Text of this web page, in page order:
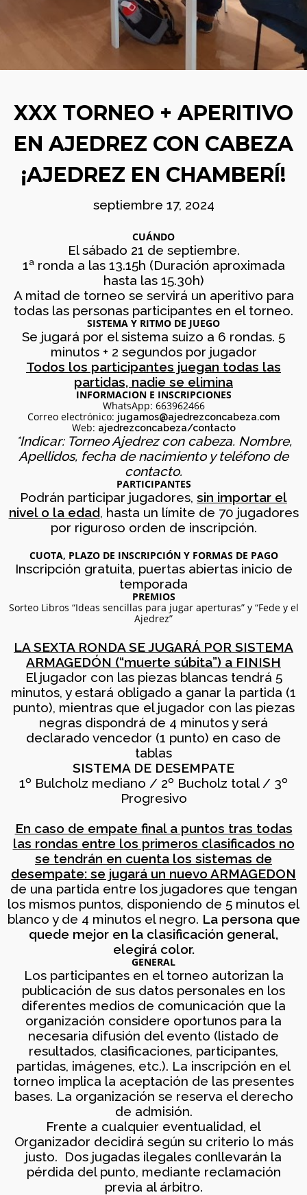
BOLETÍN
COMUNIDAD
AJEDREZ CON
CABEZA. BUEN
VERANO Y ¡HASTA
29
2026
AJEDREZ CON CABEZA
– 4 DE JULIO ¡AJEDREZ
2
JUNIO
APRENDER A MIRAR EL
SEGUNDA MITAD DEL
SIGLO XX
JUNIO
BOLETÍN COMUNIDAD
AJEDREZ CON CABEZA
– JUNIO 2026
1
JUNIO
2026
TORNEO DE AJEDREZ
PARA TODAS LAS
EDADES Y NIVELES – 13
DE JUNIO
11
MAYO
2026
ENTRENAMIENTO
COGNITIVO –
INFORMACIÓN
GENERAL
4
MAYO
2026
BOLETÍN MAYO 2026 –
COMUNIDAD AJEDREZ
ABRIL
TORNEO PARA TODAS
LAS EDADES Y NIVELES
23 DE MAYO
30
ABRIL
2026
APRENDER A MIRAR EL
ARTE: LA ABSTRACCIÓN
GEOMÉTRICA: PIET
MONDRIAN (Y VISITA AL
MONASTERIO DEL
PAULAR)
29
ABRIL
AJEDREZ INICIACIÓN
PARA ADULTOS -CURSO
DE AJEDREZ APRENDE
SEMANA DEL 11 DE
MAYO
27
ABRIL
2026
CAMPAMENTO DE
VERANO AJEDREZ CON
CABEZA 2026
16
EL DESAFÍO
PSICOLÓGICO DE
JUGAR CON
DIFERENCIA DE ELO –
LUNES 16 DE MARZO.
20.15H
XXX TORNEO + APERITIVO
EN AJEDREZ CON CABEZA
¡AJEDREZ EN CHAMBERÍ!
septiembre 17, 2024
CUÁNDO
El sábado 21 de septiembre.
1ª ronda a las 13.15h (Duración aproximada
hasta las 15.30h)
A mitad de torneo se servirá un aperitivo para
todas las personas participantes en el torneo.
SISTEMA Y RITMO DE JUEGO
Se jugará por el sistema suizo a 6 rondas. 5
minutos + 2 segundos por jugador
Todos los participantes juegan todas las
partidas, nadie se elimina
INFORMACION E INSCRIPCIONES
WhatsApp: 663962466
Correo electrónico: jugamos@ajedrezconcabeza.com
Web: ajedrezconcabeza/contacto
*Indicar: Torneo Ajedrez con cabeza. Nombre,
Apellidos, fecha de nacimiento y teléfono de
contacto.
PARTICIPANTES
Podrán participar jugadores, sin importar el
nivel o la edad, hasta un límite de 70 jugadores
por riguroso orden de inscripción.
CUOTA, PLAZO DE INSCRIPCIÓN Y FORMAS DE PAGO
Inscripción gratuita, puertas abiertas inicio de
temporada
PREMIOS
Sorteo Libros “Ideas sencillas para jugar aperturas” y “Fede y el
Ajedrez”
LA SEXTA RONDA SE JUGARÁ POR SISTEMA
ARMAGEDÓN (“muerte súbita”) a FINISH
El jugador con las piezas blancas tendrá 5
minutos, y estará obligado a ganar la partida (1
punto), mientras que el jugador con las piezas
negras dispondrá de 4 minutos y será
declarado vencedor (1 punto) en caso de
tablas
SISTEMA DE DESEMPATE
1º Bulcholz mediano / 2º Bucholz total / 3º
Progresivo
En caso de empate final a puntos tras todas
las rondas entre los primeros clasificados no
se tendrán en cuenta los sistemas de
desempate: se jugará un nuevoARMAGEDON
de una partida entre los jugadores que tengan
los mismos puntos, disponiendo de 5 minutos el
blanco y de 4 minutos el negro. La persona que
quede mejor en la clasificación general,
elegirá color.
GENERAL
Los participantes en el torneo autorizan la
publicación de sus datos personales en los
diferentes medios de comunicación que la
organización considere oportunos para la
necesaria difusión del evento (listado de
resultados, clasificaciones, participantes,
partidas, imágenes, etc.). La inscripción en el
torneo implica la aceptación de las presentes
bases. La organización se reserva el derecho
de admisión.
Frente a cualquier eventualidad, el
Organizador decidirá según su criterio lo más
justo. Dos jugadas ilegales conllevarán la
pérdida del punto, mediante reclamación
previa al árbitro.